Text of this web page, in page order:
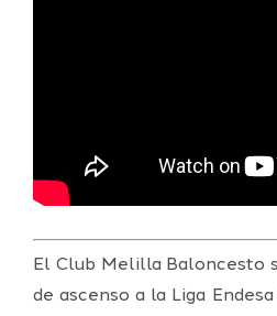
El Club Melilla Baloncesto
de ascenso a la Liga